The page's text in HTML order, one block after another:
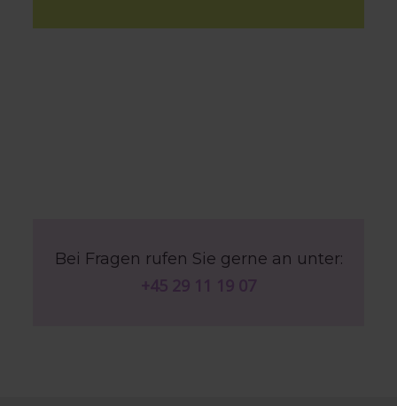
Bei Fragen rufen Sie gerne an unter:
+45 29 11 19 07